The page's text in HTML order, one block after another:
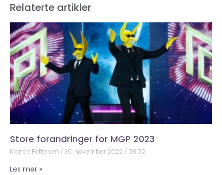
Relaterte artikler
Store forandringer for MGP 2023
Mandy Pettersen 30. november 2022 08:02
Les mer »